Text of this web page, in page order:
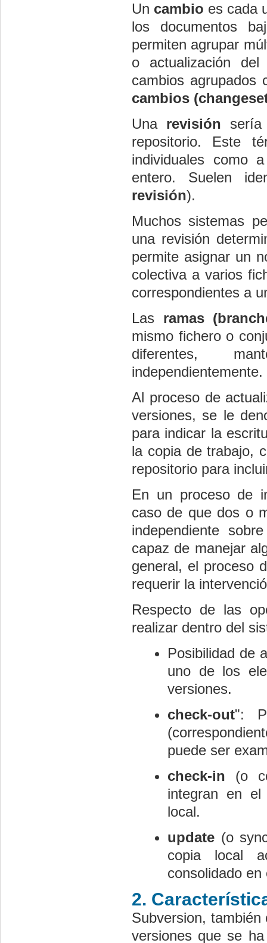
Un cambio es cada
los documentos
permiten agrupar
o actualización
cambios
cambios
Una revisión
repositorio. Este
individuales como
entero. Suelen
revisión).
Muchos sistemas
una revisión
permite asignar un
colectiva a varios
correspondientes a
Las ramas
mismo fichero o
diferentes,
independientemente.
Al proceso de
versiones, se le
para indicar la
la copia de trabajo,
repositorio para
En un proceso de
caso de que dos o
independiente
capaz de manejar
general, el proceso
requerir la
Respecto de las
realizar dentro del
Posibilidad de
uno de los
versiones.
check-out":
puede ser
check-in (o
integran en el
local.
update  (o
copia local
consolidado
2.
Subversion,
versiones que se